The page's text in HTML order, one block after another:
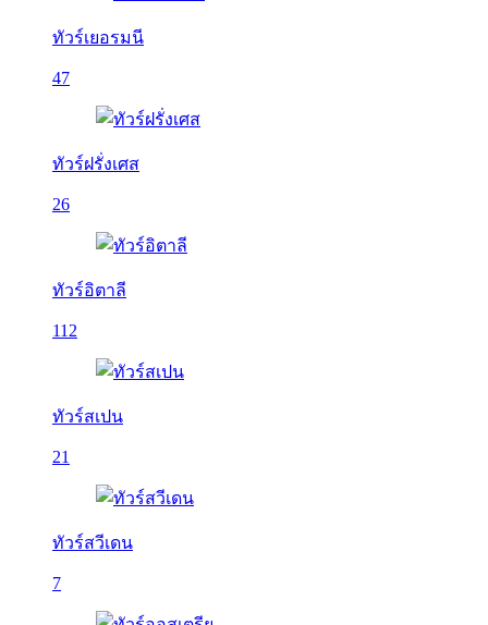
ทัวร์เยอรมนี
47
ทัวร์ฝรั่งเศส
26
ทัวร์อิตาลี
112
ทัวร์สเปน
21
ทัวร์สวีเดน
7